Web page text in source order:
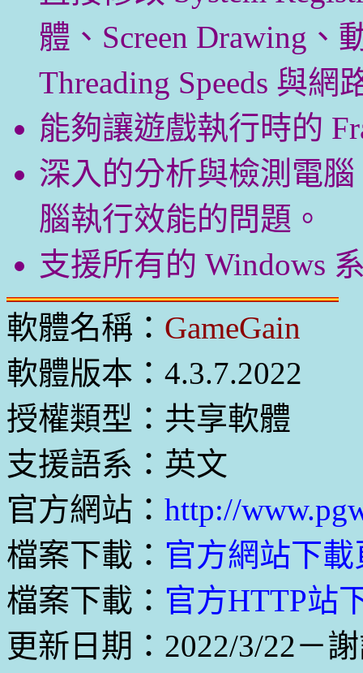
體、Screen Drawing、
Threading Speeds 與網
能夠讓遊戲執行時的
深入的分析與檢測電
腦執行效能的問題。
支援所有的 Windows
軟體名稱： GameGain
軟體版本：4.3.7.2022
授權類型：共享軟體
支援語系：英文
官方網站： http://
檔案下載： 官方網站下載
檔案下載： 官方HTTP站
更新日期：2022/3/22－